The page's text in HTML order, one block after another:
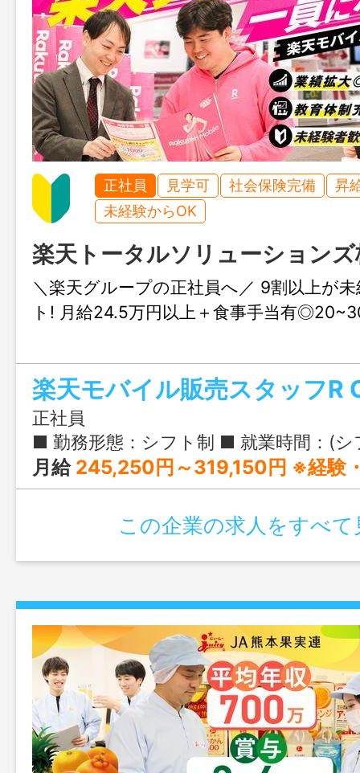
正社員 見学可 社会保険完備
昇
未経験からOK
楽天トータルソリューション
＼楽天グループの正社員へ／ 9割以上が
ト! 月給24.5万円以上＋食事手当有
正社員
■ 勤務形態：シフト制 ■ 就業時間：(シフトイメージ)早番9:45〜18:15／遅番12:30〜21:00 ※シフト制で休日取得。相談可
月給 245,250円～319,150円 ※経験・能力を考慮し決定。 全国採用：月給265,500円
この企業の求人をすべて